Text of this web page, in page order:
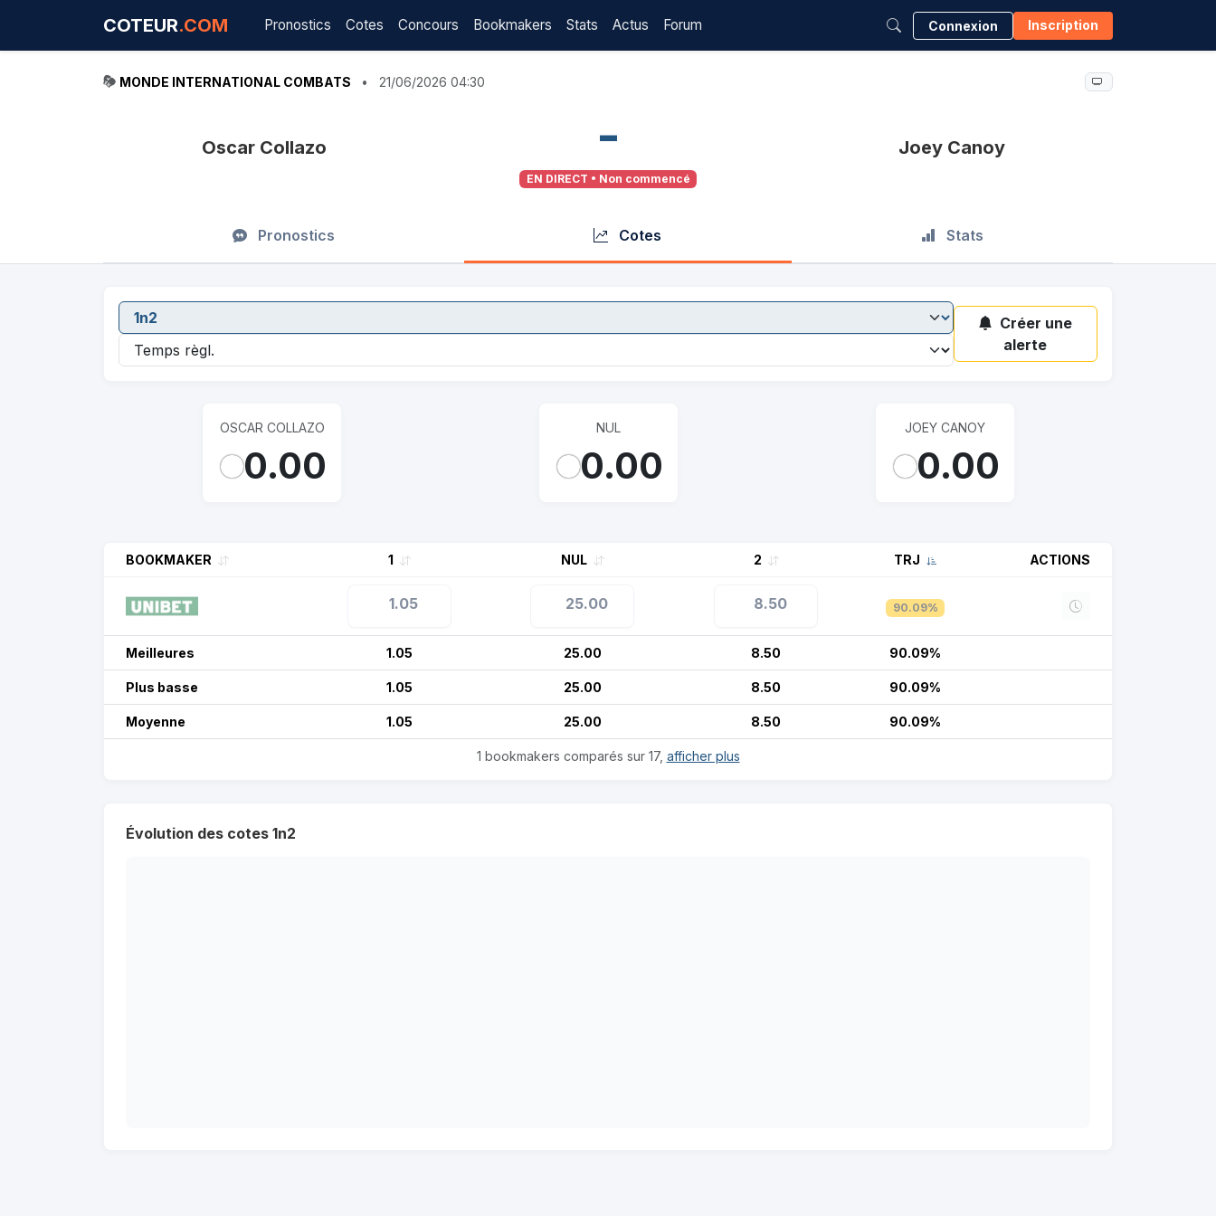
COTEUR.COM Pronostics Cotes Concours Bookmakers Stats Actus Forum Connexion Inscription
MONDE INTERNATIONAL COMBATS • 21/06/2026 04:30
Oscar Collazo -
EN DIRECT • Non commencé
Joey Canoy
Pronostics Cotes Stats
Créer une
alerte
OSCAR COLLAZO
0.00
NUL
0.00
JOEY CANOY
0.00
BOOKMAKER 1 NUL 2 TRJ ACTIONS
1.05 25.00 8.50 90.09%
Meilleures 1.05 25.00 8.50 90.09%
Plus basse 1.05 25.00 8.50 90.09%
Moyenne 1.05 25.00 8.50 90.09%
1 bookmakers comparés sur 17, afficher plus
Évolution des cotes 1n2